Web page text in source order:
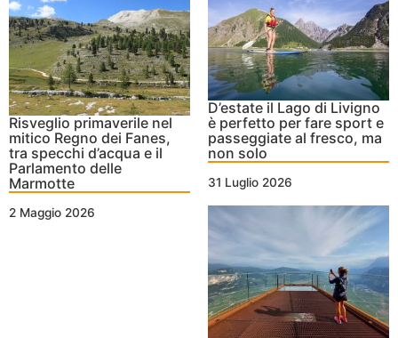
Risveglio primaverile nel
mitico Regno dei Fanes,
tra specchi d’acqua e il
Parlamento delle
Marmotte
2 Maggio 2026
D’estate il Lago di Livigno
è perfetto per fare sport e
passeggiate al fresco, ma
non solo
31 Luglio 2026